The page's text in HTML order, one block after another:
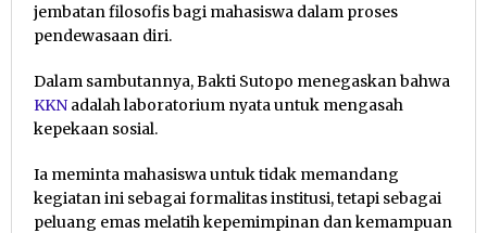
jembatan filosofis bagi mahasiswa dalam proses
pendewasaan diri.
Dalam sambutannya, Bakti Sutopo menegaskan bahwa
KKN adalah laboratorium nyata untuk mengasah
kepekaan sosial.
Ia meminta mahasiswa untuk tidak memandang
kegiatan ini sebagai formalitas institusi, tetapi sebagai
peluang emas melatih kepemimpinan dan kemampuan